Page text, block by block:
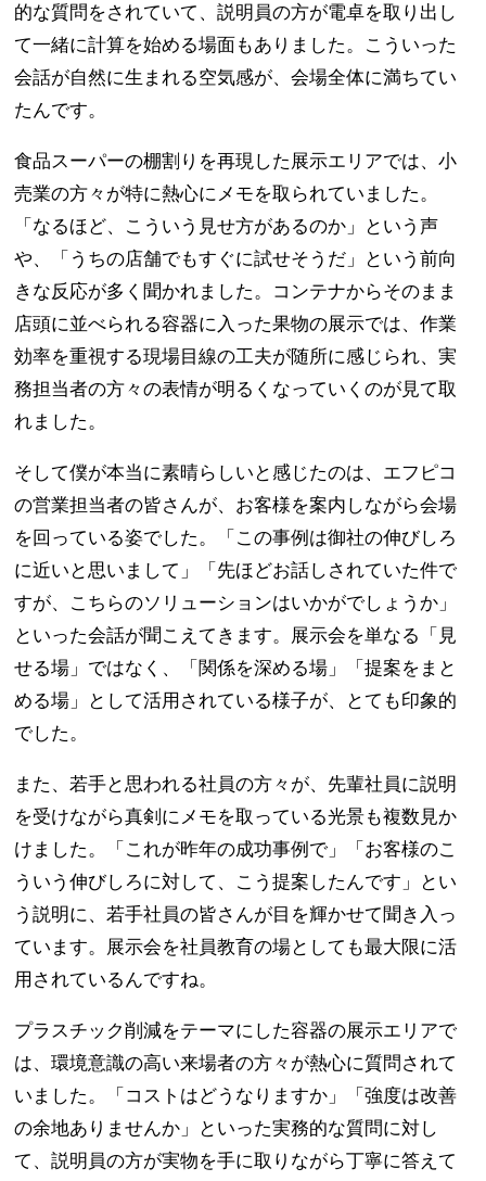
的な質問をされていて、説明員の方が電卓を取り出し
て一緒に計算を始める場面もありました。こういった
会話が自然に生まれる空気感が、会場全体に満ちてい
たんです。
食品スーパーの棚割りを再現した展示エリアでは、小
売業の方々が特に熱心にメモを取られていました。
「なるほど、こういう見せ方があるのか」という声
や、「うちの店舗でもすぐに試せそうだ」という前向
きな反応が多く聞かれました。コンテナからそのまま
店頭に並べられる容器に入った果物の展示では、作業
効率を重視する現場目線の工夫が随所に感じられ、実
務担当者の方々の表情が明るくなっていくのが見て取
れました。
そして僕が本当に素晴らしいと感じたのは、エフピコ
の営業担当者の皆さんが、お客様を案内しながら会場
を回っている姿でした。「この事例は御社の伸びしろ
に近いと思いまして」「先ほどお話しされていた件で
すが、こちらのソリューションはいかがでしょうか」
といった会話が聞こえてきます。展示会を単なる「見
せる場」ではなく、「関係を深める場」「提案をまと
める場」として活用されている様子が、とても印象的
でした。
また、若手と思われる社員の方々が、先輩社員に説明
を受けながら真剣にメモを取っている光景も複数見か
けました。「これが昨年の成功事例で」「お客様のこ
ういう伸びしろに対して、こう提案したんです」とい
う説明に、若手社員の皆さんが目を輝かせて聞き入っ
ています。展示会を社員教育の場としても最大限に活
用されているんですね。
プラスチック削減をテーマにした容器の展示エリアで
は、環境意識の高い来場者の方々が熱心に質問されて
いました。「コストはどうなりますか」「強度は改善
の余地ありませんか」といった実務的な質問に対し
て、説明員の方が実物を手に取りながら丁寧に答えて